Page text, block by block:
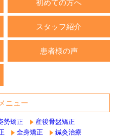
初めての方へ
スタッフ紹介
患者様の声
ニュー
勢矯正
産後骨盤矯正
全身矯正
鍼灸治療